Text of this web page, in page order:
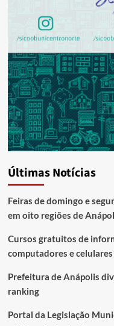
Últimas Notícias
Feiras de domingo e
em oito regiões de
Cursos gratuitos de
computadores e
Prefeitura de Anápolis
ranking
Portal da Legislação